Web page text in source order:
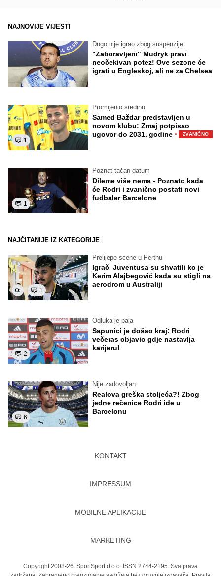
NAJNOVIJE VIJESTI
Dugo nije igrao zbog suspenzije
"Zaboravljeni" Mudryk pravi
neočekivan potez! Ove sezone će
igrati u Engleskoj, ali ne za Chelsea
1
Promijenio sredinu
Samed Baždar predstavljen u
novom klubu: Zmaj potpisao
ugovor do 2031. godine · ZVANIČNO
1
Poznat tačan datum
Dileme više nema - Poznato kada
će Rodri i zvanično postati novi
fudbaler Barcelone
NAJČITANIJE IZ KATEGORIJE
1
Prelijepe scene u Perthu
Igrači Juventusa su shvatili ko je
Kerim Alajbegović kada su stigli na
aerodrom u Australiji
2
Odluka je pala
Sapunici je došao kraj: Rodri
večeras objavio gdje nastavlja
karijeru!
6
Nije zadovoljan
Realova greška stoljeća?! Zbog
jedne rečenice Rodri ide u
Barcelonu
KONTAKT
IMPRESSUM
MOBILNE APLIKACIJE
MARKETING
Copyright 2008-26. SportSport d.o.o. ISSN 2744-2195. Sva prava